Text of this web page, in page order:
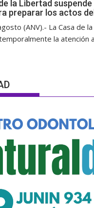
la Libertad
preparar los actos
(ANV).- La Casa de
la atención